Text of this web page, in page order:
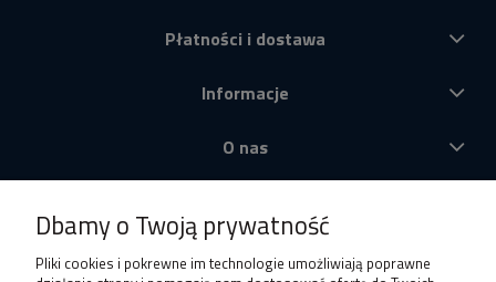
Płatności i dostawa
Informacje
O nas
Dbamy o Twoją prywatność
Pliki cookies i pokrewne im technologie umożliwiają poprawne